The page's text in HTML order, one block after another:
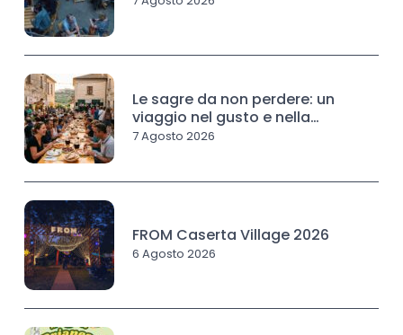
Le sagre da non perdere: un
viaggio nel gusto e nella
tradizione
7 Agosto 2026
FROM Caserta Village 2026
6 Agosto 2026